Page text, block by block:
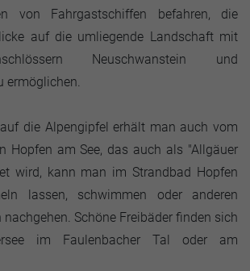
von Fahrgastschiffen befahren, die
auf die umliegende Landschaft mit
Neuschwanstein und
ermöglichen.
die Alpengipfel erhält man auch vom
Hopfen am See, das auch als "Allgäuer
wird, kann man im Strandbad Hopfen
lassen, schwimmen oder anderen
Schöne Freibäder finden sich
im Faulenbacher Tal oder am